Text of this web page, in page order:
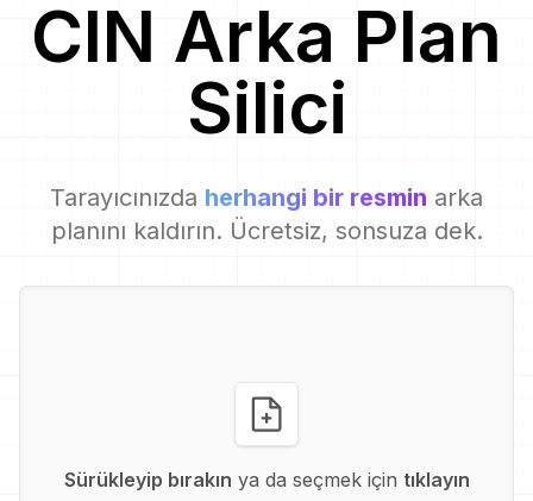
CIN Arka Plan
Silici
Tarayıcınızda herhangi bir resmin arka
planını kaldırın. Ücretsiz, sonsuza dek.
Sürükleyip bırakın ya da seçmek için tıklayın